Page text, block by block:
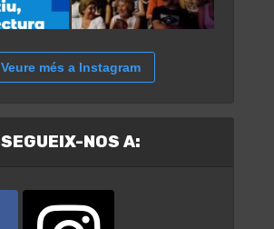
Veure més a Instagram
SEGUEIX-NOS A: